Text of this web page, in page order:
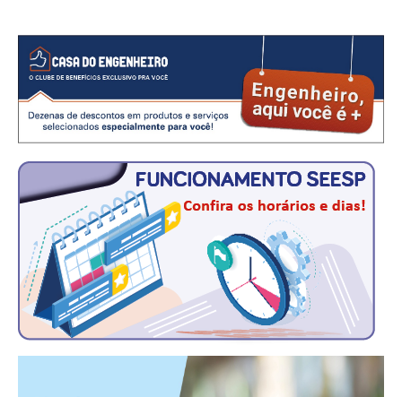
CAMPANHAS SALARIAIS
COMUNICAÇÃO
PALAVRA DO MURILO
NOTÍCIAS
CONTEÚDO ESPECIAL
JORNAL DO ENGENHEIRO
AGENDA
SEESP NOTÍCIAS
NOTÍCIAS NO WHATSAPP